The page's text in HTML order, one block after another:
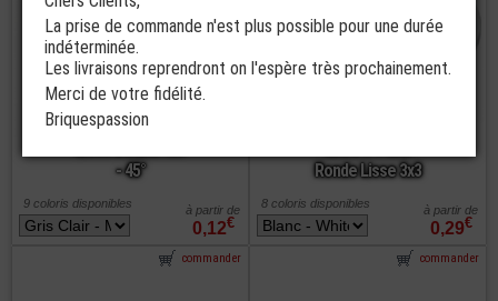
LEGO® Tuile
- 45°
0,12€
à partir de
9 coloris disponibles
Ronde Lisse 3x3
0,29€
à partir de
8 coloris disponibles
commander commander
La prise de commande n'est plus possible pour une durée
indéterminée.
Les livraisons reprendront on l'espère très prochainement.
Merci de votre fidélité.
Briquespassion